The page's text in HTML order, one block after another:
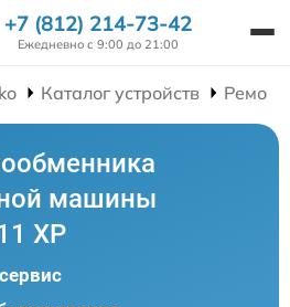
+7 (812) 214-73-42
Ежедневно с 9:00 до 21:00
Каталог устройств
машины
XP